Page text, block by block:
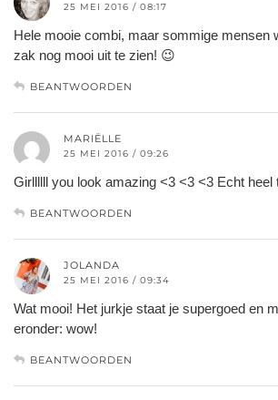
25 MEI 2016 / 08:17
Hele mooie combi, maar sommige mensen
zak nog mooi uit te zien! 😉
BEANTWOORDEN
MARIËLLE
25 MEI 2016 / 09:26
Girllllll you look amazing <3 <3 <3 Echt heel
BEANTWOORDEN
JOLANDA
25 MEI 2016 / 09:34
Wat mooi! Het jurkje staat je supergoed en
eronder: wow!
BEANTWOORDEN